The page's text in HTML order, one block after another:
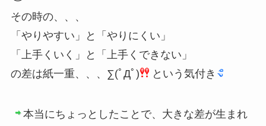
その時の、、、
「やりやすい」と「やりにくい」
「上手くいく」と「上手くできない」
の差は紙一重、、、∑(ﾟДﾟ)
という気付き
本当にちょっとしたことで、大きな差が生まれ